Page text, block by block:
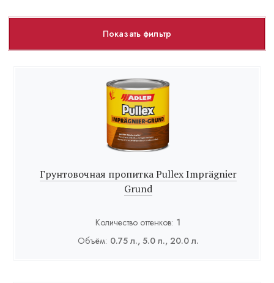
Показать фильтр
Грунтовочная пропитка Pullex Imprägnier
Grund
Количество оттенков: 1
Объём: 0.75 л., 5.0 л., 20.0 л.